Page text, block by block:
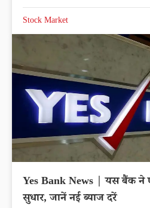
Stock Market
Yes Bank News | यस बैंक ने
सुधार, जानें नई ब्याज दरें